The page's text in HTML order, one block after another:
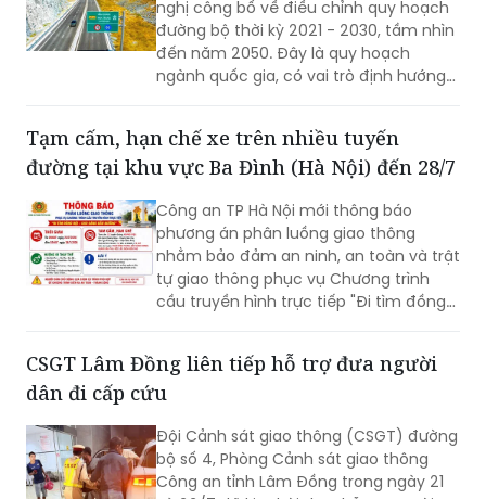
nhìn đến 2050: Bổ sung 5 tuyến cao tốc mới
(PLVN) - Bộ Xây dựng vừa tổ chức Hội
nghị công bố về điều chỉnh quy hoạch
đến năm 2050. Đây là quy hoạch
ngành quốc gia, có vai trò định hướng
phát triển hệ thống đường bộ trên
huy động nguồn lực đầu tư, tăng
cường liên kết vùng và kết nối các
trung tâm kinh tế, đô thị, cửa khẩu,
cảng biển, cảng hàng không cùng các
đầu mối giao thông quan trọng.
Tạm cấm, hạn chế xe trên nhiều tuyến
đường tại khu vực Ba Đình (Hà Nội) đến 28/7
Công an TP Hà Nội mới thông báo
phương án phân luồng giao thông
tự giao thông phục vụ Chương trình
cầu truyền hình trực tiếp "Đi tìm đồng
đội – Sao sáng dẫn đường", diễn ra lúc
20h ngày 26/7 tại Đài tưởng niệm các
Anh hùng liệt sĩ, phường Ba Đình.
CSGT Lâm Đồng liên tiếp hỗ trợ đưa người
dân đi cấp cứu